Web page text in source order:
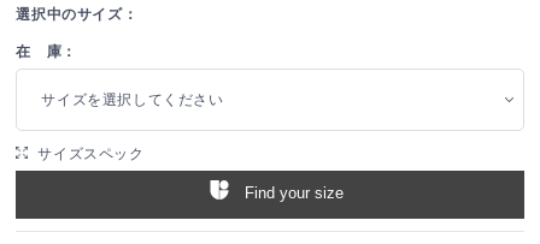
選択中のサイズ：
在 庫：
サイズを選択してください
サイズスペック
Find your size